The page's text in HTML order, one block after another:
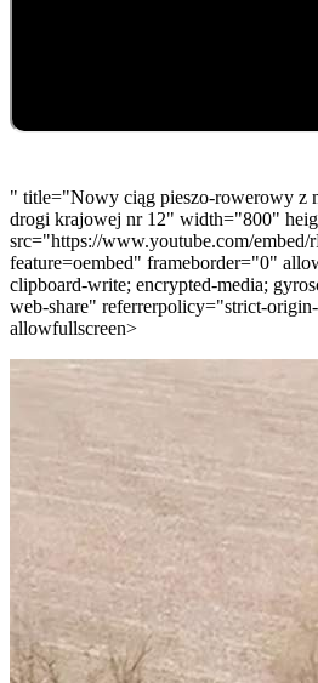
" title="Nowy ciąg pieszo-rowerowy z
drogi krajowej nr 12" width="800"
src="https://www.youtube.com/
feature=oembed" frameborder="0"
clipboard-write; encrypted-media;
web-share" referrerpolicy="strict-
allowfullscreen>